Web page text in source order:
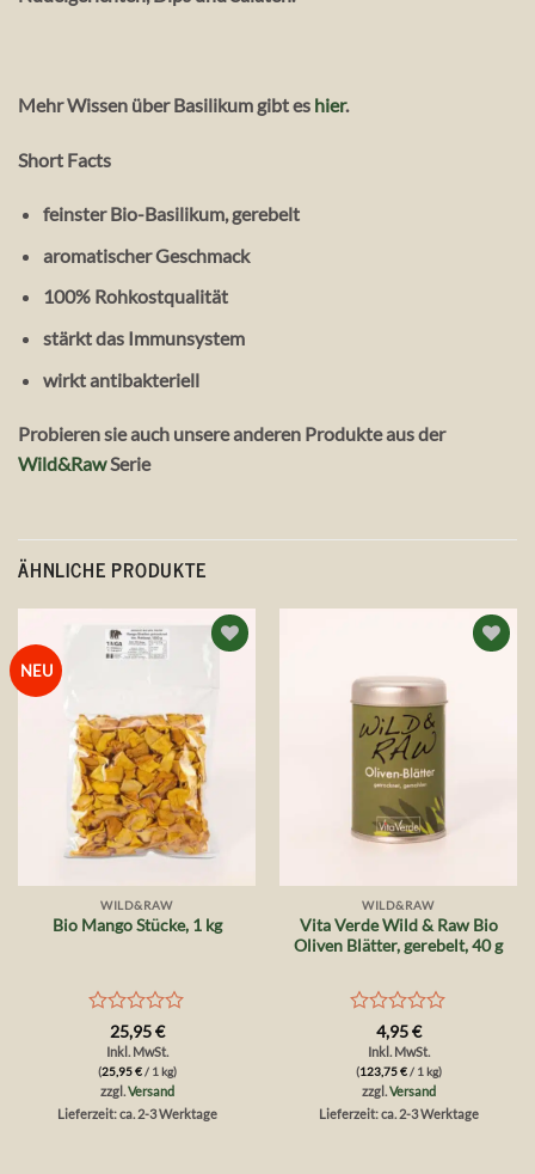
Mehr Wissen über Basilikum gibt es hier.
Short Facts
feinster Bio-Basilikum, gerebelt
aromatischer Geschmack
100% Rohkostqualität
stärkt das Immunsystem
wirkt antibakteriell
Probieren sie auch unsere anderen Produkte aus der
Wild&RawSerie
ÄHNLICHE PRODUKTE
NEU
WILD&RAW
Bio Mango Stücke, 1 kg
Bewertet
mit
0
von
25,95€
Inkl. MwSt.
(25,95€/ 1 kg)
zzgl.Versand
Lieferzeit: ca. 2-3 Werktage
Wunschliste
WILD&RAW
Vita Verde Wild & Raw Bio
Oliven Blätter, gerebelt, 40 g
Bewertet
mit
0
von
4,95€
Inkl. MwSt.
(123,75€/ 1 kg)
zzgl.Versand
Lieferzeit: ca. 2-3 Werktage